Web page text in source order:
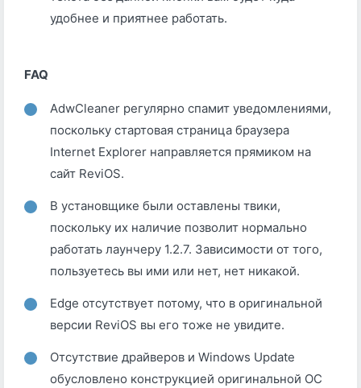
удобнее и приятнее работать.
FAQ
AdwCleaner регулярно спамит уведомлениями,
поскольку стартовая страница браузера
Internet Explorer направляется прямиком на
сайт ReviOS.
В установщике были оставлены твики,
поскольку их наличие позволит нормально
работать лаунчеру 1.2.7. Зависимости от того,
пользуетесь вы ими или нет, нет никакой.
Edge отсутствует потому, что в оригинальной
версии ReviOS вы его тоже не увидите.
Отсутствие драйверов и Windows Update
обусловлено конструкцией оригинальной ОС